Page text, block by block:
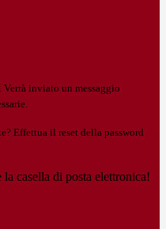
Verrà inviato un messaggio
Effettua il reset della password
casella di posta elettronica!